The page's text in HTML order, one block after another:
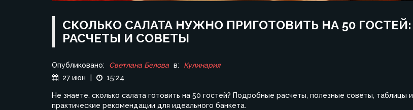
СКОЛЬКО САЛАТА НУЖНО ПРИГОТОВИТЬ НА 50 ГОСТЕЙ:
РАСЧЕТЫ И СОВЕТЫ
Опубликовано: Светлана Белова в:
Кулинария
27 июн
15:24
Не знаете, сколько салата готовить на 50 гостей? Подробные расчеты, полезные советы, таблицы и
практические рекомендации для идеального банкета.